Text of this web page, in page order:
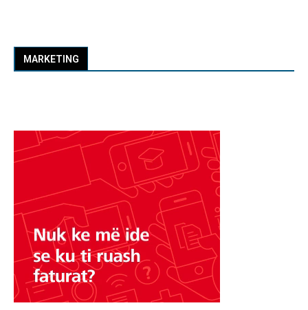
MARKETING